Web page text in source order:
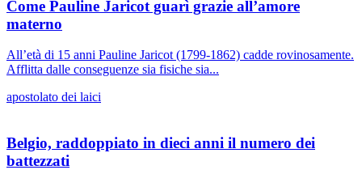
Come Pauline Jaricot guarì grazie all’amore
materno
All’età di 15 anni Pauline Jaricot (1799-1862) cadde rovinosamente.
Afflitta dalle conseguenze sia fisiche sia...
apostolato dei laici
Belgio, raddoppiato in dieci anni il numero dei
battezzati